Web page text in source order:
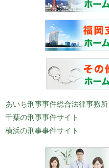
あいち刑事事件総合法律事務所
千葉の刑事事件サイト
横浜の刑事事件サイト